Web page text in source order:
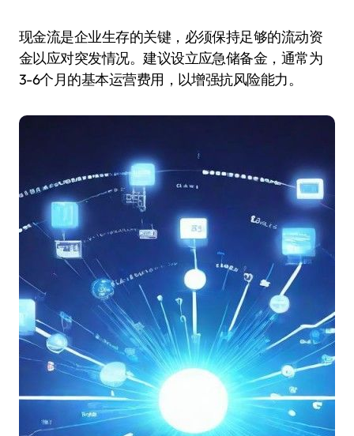
现金流是企业生存的关键，必须保持足够的流动资
金以应对突发情况。建议设立应急储备金，通常为
3-6个月的基本运营费用，以增强抗风险能力。